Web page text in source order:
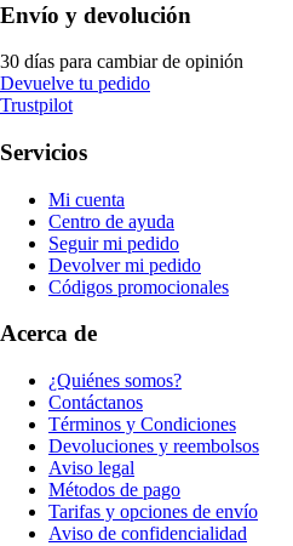
Envío y devolución
30 días para cambiar de opinión
Devuelve tu pedido
Trustpilot
Servicios
Mi cuenta
Centro de ayuda
Seguir mi pedido
Devolver mi pedido
Códigos promocionales
Acerca de
¿Quiénes somos?
Contáctanos
Términos y Condiciones
Devoluciones y reembolsos
Aviso legal
Métodos de pago
Tarifas y opciones de envío
Aviso de confidencialidad